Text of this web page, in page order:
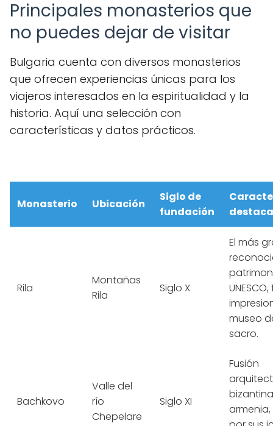
Principales monasterios que
no puedes dejar de visitar
Bulgaria cuenta con diversos monasterios
que ofrecen experiencias únicas para los
viajeros interesados en la espiritualidad y la
historia. Aquí una selección con
características y datos prácticos.
Monasterio Ubicación
Siglo de
fundación
Rila
Montañas
Rila
Siglo X
El más
museo
sacro.
Bachkovo
Valle del
río
Chepelare
Siglo XI
Fusión